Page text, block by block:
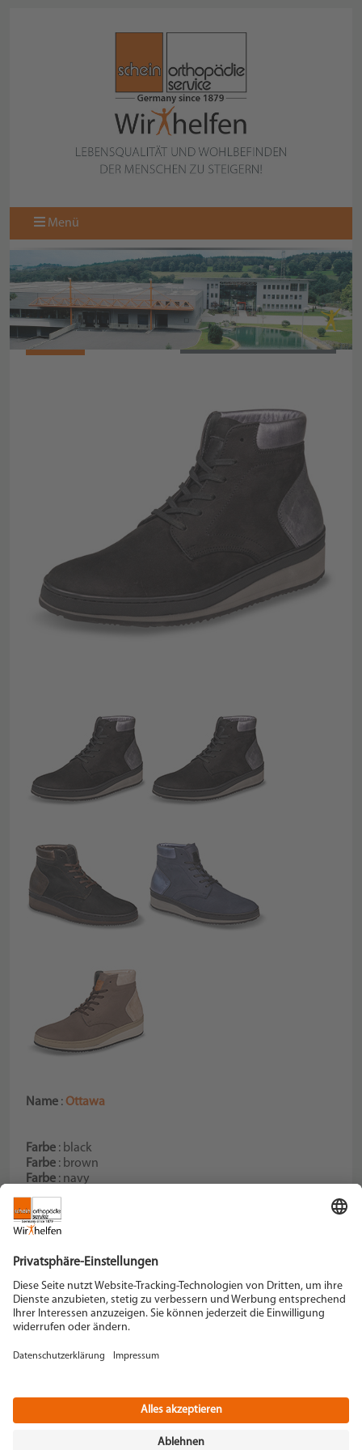
Menü
ZURÜCK ZUR KOLLEKTION
N10441
Name :Ottawa
Farbe : black
Farbe : brown
Farbe : navy
Farbe: taupe
Schein Orthopädie Service KG
42897 Remscheid
Tel. +49 2191 910-0
remscheid[at]schein.de
YouTube
+49 2191 910-200